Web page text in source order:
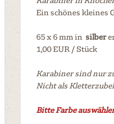
Ein schönes kleines
65 x 6 mm in silber
1,00 EUR / Stück
Karabiner sind nur
Nicht als
Bitte Farbe